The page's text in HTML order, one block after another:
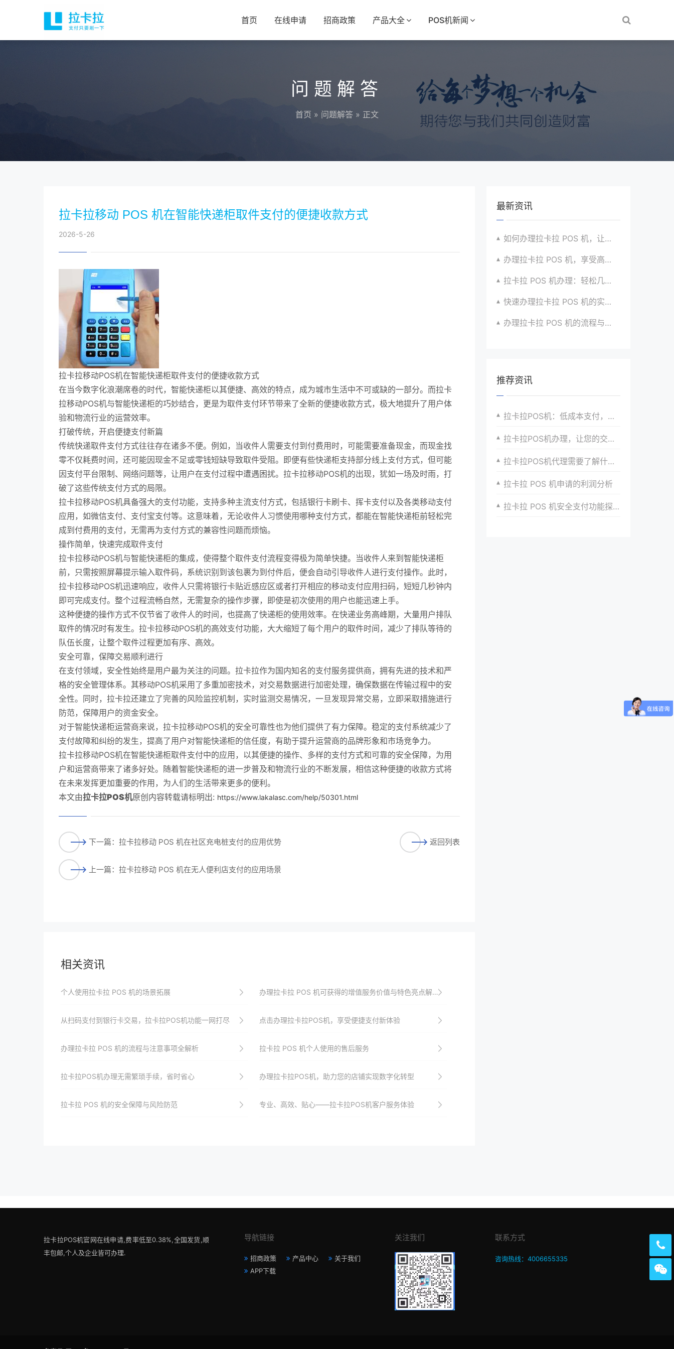
首页 在线申请 招商政策 产品大全 POS机新闻
问题解答
首页 » 问题解答 » 正文
拉卡拉移动 POS 机在智能快递柜取件支付的便捷收款方式
2026-5-26
拉卡拉移动POS机在智能快递柜取件支付的便捷收款方式
在当今数字化浪潮席卷的时代，智能快递柜以其便捷、高效的特点，成为城市生活中不可或缺的一部分。而拉卡
拉移动POS机与智能快递柜的巧妙结合，更是为取件支付环节带来了全新的便捷收款方式，极大地提升了用户体
验和物流行业的运营效率。
打破传统，开启便捷支付新篇
传统快递取件支付方式往往存在诸多不便。例如，当收件人需要支付到付费用时，可能需要准备现金，而现金找
零不仅耗费时间，还可能因现金不足或零钱短缺导致取件受阻。即便有些快递柜支持部分线上支付方式，但可能
因支付平台限制、网络问题等，让用户在支付过程中遭遇困扰。拉卡拉移动POS机的出现，犹如一场及时雨，打
破了这些传统支付方式的局限。
拉卡拉移动POS机具备强大的支付功能，支持多种主流支付方式，包括银行卡刷卡、挥卡支付以及各类移动支付
应用，如微信支付、支付宝支付等。这意味着，无论收件人习惯使用哪种支付方式，都能在智能快递柜前轻松完
成到付费用的支付，无需再为支付方式的兼容性问题而烦恼。
操作简单，快速完成取件支付
拉卡拉移动POS机与智能快递柜的集成，使得整个取件支付流程变得极为简单快捷。当收件人来到智能快递柜
前，只需按照屏幕提示输入取件码，系统识别到该包裹为到付件后，便会自动引导收件人进行支付操作。此时，
拉卡拉移动POS机迅速响应，收件人只需将银行卡贴近感应区或者打开相应的移动支付应用扫码，短短几秒钟内
即可完成支付。整个过程流畅自然，无需复杂的操作步骤，即使是初次使用的用户也能迅速上手。
这种便捷的操作方式不仅节省了收件人的时间，也提高了快递柜的使用效率。在快递业务高峰期，大量用户排队
取件的情况时有发生。拉卡拉移动POS机的高效支付功能，大大缩短了每个用户的取件时间，减少了排队等待的
队伍长度，让整个取件过程更加有序、高效。
安全可靠，保障交易顺利进行
在支付领域，安全性始终是用户最为关注的问题。拉卡拉作为国内知名的支付服务提供商，拥有先进的技术和严
格的安全管理体系。其移动POS机采用了多重加密技术，对交易数据进行加密处理，确保数据在传输过程中的安
全性。同时，拉卡拉还建立了完善的风险监控机制，实时监测交易情况，一旦发现异常交易，立即采取措施进行
防范，保障用户的资金安全。
对于智能快递柜运营商来说，拉卡拉移动POS机的安全可靠性也为他们提供了有力保障。稳定的支付系统减少了
支付故障和纠纷的发生，提高了用户对智能快递柜的信任度，有助于提升运营商的品牌形象和市场竞争力。
拉卡拉移动POS机在智能快递柜取件支付中的应用，以其便捷的操作、多样的支付方式和可靠的安全保障，为用
户和运营商带来了诸多好处。随着智能快递柜的进一步普及和物流行业的不断发展，相信这种便捷的收款方式将
在未来发挥更加重要的作用，为人们的生活带来更多的便利。
本文由拉卡拉POS机原创内容转载请标明出: https://www.lakalasc.com/help/50301.html
下一篇：拉卡拉移动 POS 机在社区充电桩支付的应用优势
上一篇：拉卡拉移动 POS 机在无人便利店支付的应用场景
返回列表
相关资讯
个人使用拉卡拉 POS 机的场景拓展 办理拉卡拉 POS 机可获得的增值服务价值与特色亮点解析
从扫码支付到银行卡交易，拉卡拉POS机功能一网打尽 点击办理拉卡拉POS机，享受便捷支付新体验
办理拉卡拉 POS 机的流程与注意事项全解析 拉卡拉 POS 机个人使用的售后服务
拉卡拉POS机办理无需繁琐手续，省时省心 办理拉卡拉POS机，助力您的店铺实现数字化转型
拉卡拉 POS 机的安全保障与风险防范 专业、高效、贴心——拉卡拉POS机客户服务体验
最新资讯
如何办理拉卡拉 POS 机，让生意更顺畅？看过来
办理拉卡拉 POS 机，享受高效支付服务的窍门
拉卡拉 POS 机办理：轻松几步，实现便捷收款啦
快速办理拉卡拉 POS 机的实用方法全知道
办理拉卡拉 POS 机的流程与技巧总结大公开
推荐资讯
拉卡拉POS机：低成本支付，更多的利润为您的业务发展提供资金支持。
拉卡拉POS机办理，让您的交易更加安全可靠
拉卡拉POS机代理需要了解什么？（拉卡拉POS机代理怎么样？）
拉卡拉 POS 机申请的利润分析
拉卡拉 POS 机安全支付功能探秘
拉卡拉POS机官网在线申请,费率低至0.38%,全国发货,顺
丰包邮,个人及企业皆可办理.
导航链接
招商政策 产品中心
关于我们
APP下载
关注我们 联系方式
咨询热线：4006655335